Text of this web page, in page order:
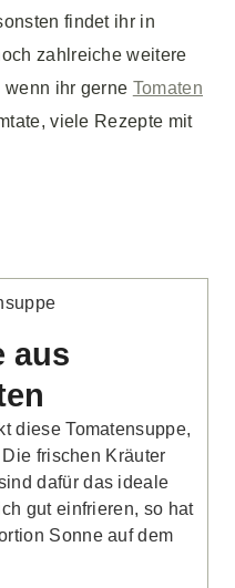
findet ihr in
zahlreiche weitere
wenn ihr gerne Tomaten
viele Rezepte mit
aus
diese Tomatensuppe,
frischen Kräuter
dafür das ideale
gut einfrieren, so hat
Sonne auf dem